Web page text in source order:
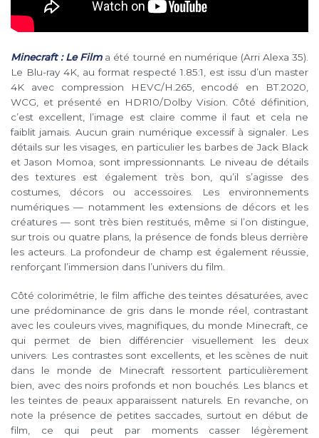
Minecraft : Le Filma été tourné en numérique (Arri Alexa 35).
Le Blu-ray 4K, au format respecté 1.85:1, est issu d’un master
4K avec compression HEVC/H.265, encodé en BT.2020,
WCG, et présenté en HDR10/Dolby Vision. Côté définition,
c’est excellent, l’image est claire comme il faut et cela ne
faiblit jamais. Aucun grain numérique excessif à signaler. Les
détails sur les visages, en particulier les barbes de Jack Black
et Jason Momoa, sont impressionnants. Le niveau de détails
des textures est également très bon, qu’il s’agisse des
costumes, décors ou accessoires. Les environnements
numériques — notamment les extensions de décors et les
créatures — sont très bien restitués, même si l’on distingue,
sur trois ou quatre plans, la présence de fonds bleus derrière
les acteurs. La profondeur de champ est également réussie,
renforçant l’immersion dans l’univers du film.
Côté colorimétrie, le film affiche des teintes désaturées, avec
une prédominance de gris dans le monde réel, contrastant
avec les couleurs vives, magnifiques, du monde Minecraft, ce
qui permet de bien différencier visuellement les deux
univers. Les contrastes sont excellents, et les scènes de nuit
dans le monde de Minecraft ressortent particulièrement
bien, avec des noirs profonds et non bouchés. Les blancs et
les teintes de peaux apparaissent naturels. En revanche, on
note la présence de petites saccades, surtout en début de
film, ce qui peut par moments casser légèrement